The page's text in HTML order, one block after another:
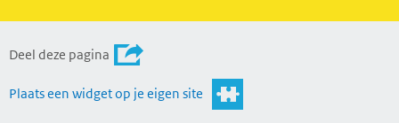
Deel deze pagina
Plaats een widget op je eigen site